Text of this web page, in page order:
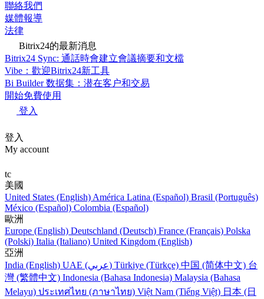
聯絡我們
媒體報導
法律
Bitrix24的最新消息
Bitrix24 Sync: 通話時會建立會議摘要和文檔
Vibe：歡迎Bitrix24新工具
Bi Builder 数据集：潜在客户和交易
開始免費使用
登入
登入
My account
tc
美國
United States (English) América Latina (Español) Brasil (Português)
México (Español) Colombia (Español)
歐洲
Europe (English) Deutschland (Deutsch) France (Français) Polska
(Polski) Italia (Italiano) United Kingdom (English)
亞洲
India (English)
UAE (عربي) Türkiye (Türkçe) 中国 (简体中文) 台
灣 (繁體中文) Indonesia (Bahasa Indonesia) Malaysia (Bahasa
Melayu) ประเทศไทย (ภาษาไทย) Việt Nam (Tiếng Việt) 日本 (日